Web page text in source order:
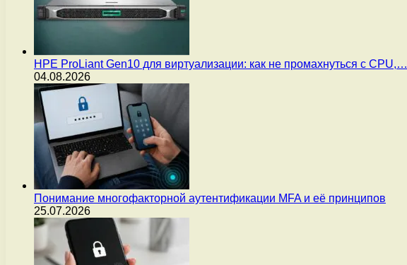
HPE ProLiant Gen10 для виртуализации: как не промахнуться с CPU,…
04.08.2026
Понимание многофакторной аутентификации MFA и её принципов
25.07.2026